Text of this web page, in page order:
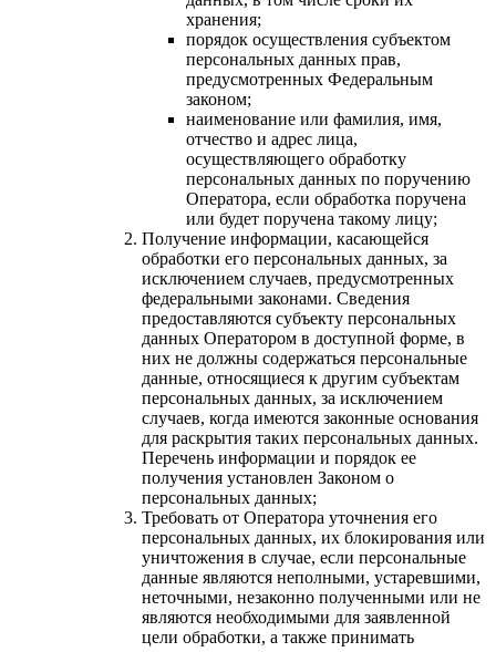
хранения;
порядок осуществления субъектом
персональных данных прав,
предусмотренных Федеральным
законом;
наименование или фамилия, имя,
отчество и адрес лица,
осуществляющего обработку
персональных данных по поручению
Оператора, если обработка поручена
или будет поручена такому лицу;
Получение информации, касающейся
обработки его персональных данных, за
исключением случаев, предусмотренных
федеральными законами. Сведения
предоставляются субъекту персональных
данных Оператором в доступной форме, в
них не должны содержаться персональные
данные, относящиеся к другим субъектам
персональных данных, за исключением
случаев, когда имеются законные основания
для раскрытия таких персональных данных.
Перечень информации и порядок ее
получения установлен Законом о
персональных данных;
Требовать от Оператора уточнения его
персональных данных, их блокирования или
уничтожения в случае, если персональные
данные являются неполными, устаревшими,
неточными, незаконно полученными или не
являются необходимыми для заявленной
цели обработки, а также принимать